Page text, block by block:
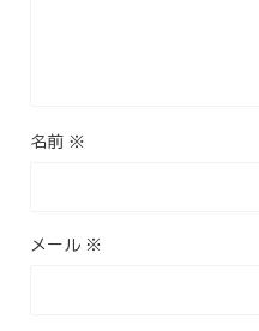
名前 ※
メール ※